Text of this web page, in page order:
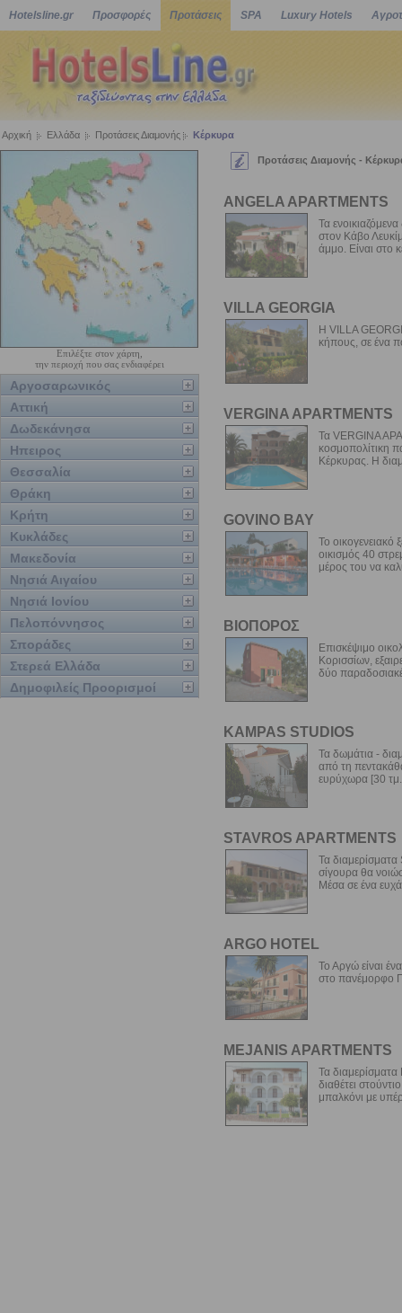
Hotelsline.gr Προσφορές Προτάσεις SPA Luxury Hotels
Αρχική Ελλάδα Προτάσεις Διαμονής Κέρκυρα
Επιλέξτε στον χάρτη,
την περιοχή που σας ενδιαφέρει
Αργοσαρωνικός
Αττική
Δωδεκάνησα
Ηπειρος
Θεσσαλία
Θράκη
Κρήτη
Κυκλάδες
Μακεδονία
Νησιά Αιγαίου
Νησιά Ιονίου
Πελοπόννησος
Σποράδες
Στερεά Ελλάδα
Δημοφιλείς Προορισμοί
Προτάσεις Διαμονής -
ANGELA APARTMENTS
Τα
στον Κάβο
άμμο. Είναι στο
VILLA GEORGIA
Η VILLA
κήπους, σε ένα
VERGINA APARTMENTS
Τα VERGINA
κοσμοπολίτικη
Κέρκυρας. Η
GOVINO BAY
Το οικογενειακό
οικισμός 40
μέρος του να
ΒΙΟΠΟΡΟΣ
Επισκέψιμο
Κορισσίων,
δύο
KAMPAS STUDIOS
Τα δωμάτια -
από τη
ευρύχωρα [30
STAVROS APARTMENTS
Τα διαμερίσματα
σίγουρα θα
Μέσα σε ένα
ARGO HOTEL
Το Αργώ είναι
στο πανέμορφο
MEJANIS APARTMENTS
Τα
διαθέτει
μπαλκόνι με